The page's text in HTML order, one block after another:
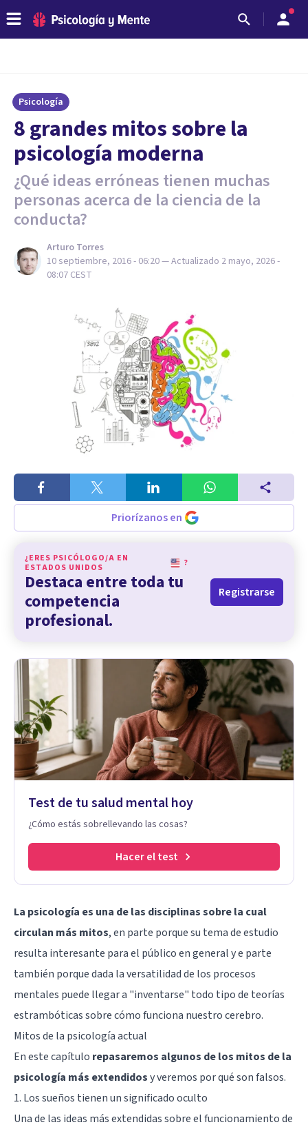
Psicología
​8 grandes mitos sobre la
psicología moderna
¿Qué ideas erróneas tienen muchas
personas acerca de la ciencia de la
conducta?
Arturo Torres
10 septiembre, 2016 - 06:20— Actualizado 2 mayo, 2026 -
08:07 CEST
Priorízanos en
¿ERES PSICÓLOGO/A EN
ESTADOS UNIDOS
?
Destaca entre toda tu
competencia
profesional.
Registrarse
Test de tu salud mental hoy
¿Cómo estás sobrellevando las cosas?
Hacer el test
La psicología es una de las disciplinas sobre la cual
circulan más mitos, en parte porque su tema de estudio
resulta interesante para el público en general y e parte
también porque dada la versatilidad de los procesos
mentales puede llegar a "inventarse" todo tipo de teorías
estrambóticas sobre cómo funciona nuestro cerebro.
Mitos de la psicología actual
En este capítulo repasaremos algunos de los mitos de la
psicología más extendidosy veremos por qué son falsos.
1. Los sueños tienen un significado oculto
Una de las ideas más extendidas sobre el funcionamiento de